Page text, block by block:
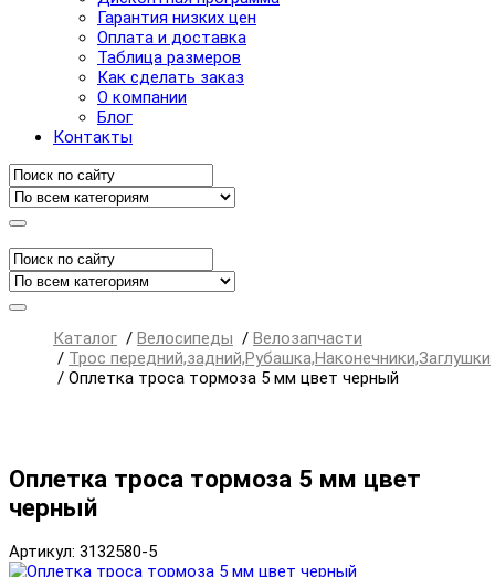
Гарантия низких цен
Оплата и доставка
Таблица размеров
Как сделать заказ
О компании
Блог
Контакты
Каталог / Велосипеды / Велозапчасти
/ Трос передний,задний,Рубашка,Наконечники,Заглушки
/ Оплетка троса тормоза 5 мм цвет черный
Оплетка троса тормоза 5 мм цвет
черный
Артикул: 3132580-5